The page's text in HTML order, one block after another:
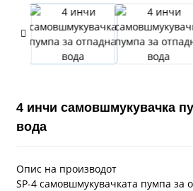
4 инчи самовшмукувачка
вода
Опис на производот
SP-4 самовшмукувачката пумпа за